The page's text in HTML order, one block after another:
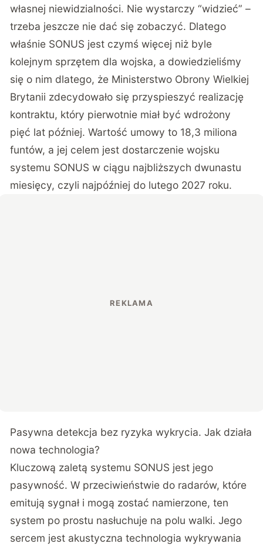
własnej niewidzialności. Nie wystarczy “widzieć” –
trzeba jeszcze nie dać się zobaczyć. Dlatego
właśnie SONUS jest czymś więcej niż byle
kolejnym sprzętem dla wojska, a dowiedzieliśmy
się o nim dlatego, że Ministerstwo Obrony Wielkiej
Brytanii zdecydowało się przyspieszyć realizację
kontraktu, który pierwotnie miał być wdrożony
pięć lat później. Wartość umowy to 18,3 miliona
funtów, a jej celem jest dostarczenie wojsku
systemu SONUS w ciągu najbliższych dwunastu
miesięcy, czyli najpóźniej do lutego 2027 roku.
Pasywna detekcja bez ryzyka wykrycia. Jak działa
nowa technologia?
Kluczową zaletą systemu SONUS jest jego
pasywność. W przeciwieństwie do radarów, które
emitują sygnał i mogą zostać namierzone, ten
system po prostu nasłuchuje na polu walki. Jego
sercem jest akustyczna technologia wykrywania